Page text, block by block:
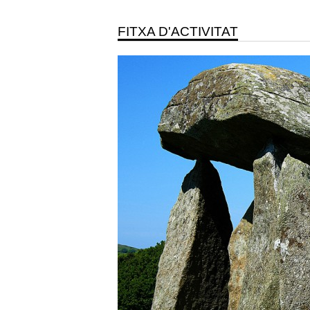
FITXA D'ACTIVITAT